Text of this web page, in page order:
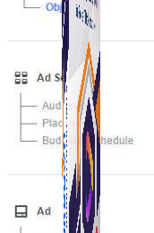
Simple
Công cụ giúp
nhanh chóng.